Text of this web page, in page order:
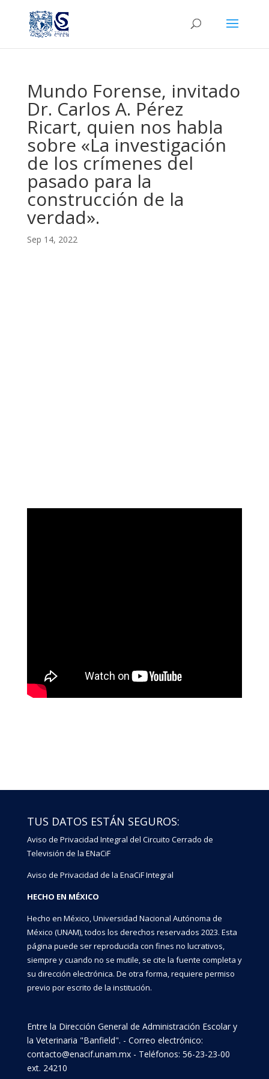
Mundo Forense, invitado
Dr. Carlos A. Pérez
Ricart, quien nos habla
sobre «La investigación
de los crímenes del
pasado para la
construcción de la
verdad».
Sep 14, 2022
TUS DATOS ESTÁN SEGUROS:
Aviso de Privacidad Integral del Circuito Cerrado de
Televisión de la ENaCiF
Aviso de Privacidad de la EnaCiF Integral
HECHO EN MÉXICO
Hecho en México, Universidad Nacional Autónoma de
México (UNAM), todos los derechos reservados 2023. Esta
página puede ser reproducida con fines no lucrativos,
siempre y cuando no se mutile, se cite la fuente completa y
su dirección electrónica. De otra forma, requiere permiso
previo por escrito de la institución.
Entre la Dirección General de Administración Escolar y
la Veterinaria "Banfield". - Correo electrónico:
contacto@enacif.unam.mx - Teléfonos: 56-23-23-00
ext. 24210